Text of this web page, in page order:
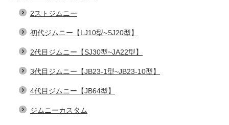
2ストジムニー
初代ジムニー【LJ10型~SJ20型】
2代目ジムニー【SJ30型~JA22型】
3代目ジムニー【JB23-1型~JB23-10型】
4代目ジムニー【JB64型】
ジムニーカスタム